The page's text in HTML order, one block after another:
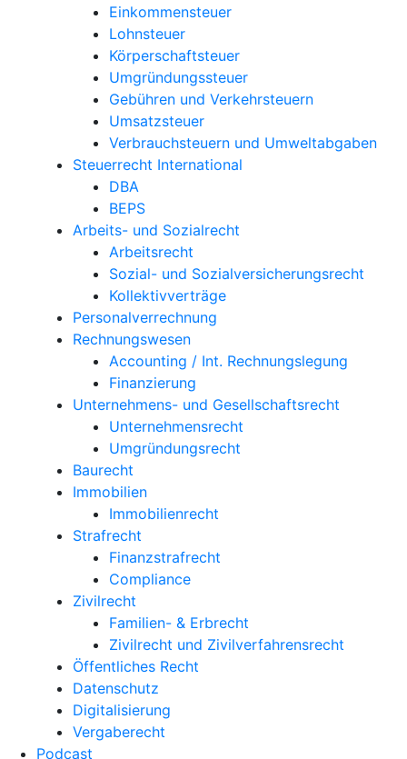
Einkommensteuer
Lohnsteuer
Körperschaftsteuer
Umgründungssteuer
Gebühren und Verkehrsteuern
Umsatzsteuer
Verbrauchsteuern und Umweltabgaben
Steuerrecht International
DBA
BEPS
Arbeits- und Sozialrecht
Arbeitsrecht
Sozial- und Sozialversicherungsrecht
Kollektivverträge
Personalverrechnung
Rechnungswesen
Accounting / Int. Rechnungslegung
Finanzierung
Unternehmens- und Gesellschaftsrecht
Unternehmensrecht
Umgründungsrecht
Baurecht
Immobilien
Immobilienrecht
Strafrecht
Finanzstrafrecht
Compliance
Zivilrecht
Familien- & Erbrecht
Zivilrecht und Zivilverfahrensrecht
Öffentliches Recht
Datenschutz
Digitalisierung
Vergaberecht
Podcast